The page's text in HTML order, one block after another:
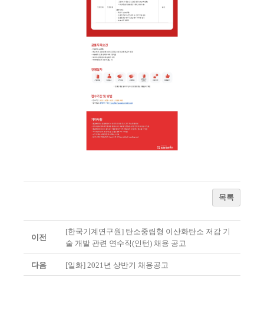
목록
이전
[한국기계연구원] 탄소중립형 이산화탄소 저감 기
술 개발 관련 연수직(인턴) 채용 공고
다음 [일화] 2021년 상반기 채용공고